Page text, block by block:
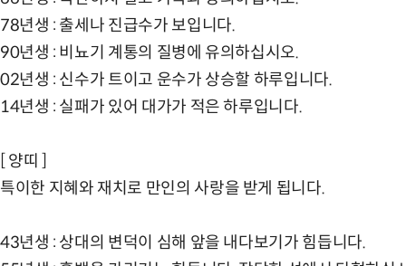
78년생 : 출세나 진급수가 보입니다.
90년생 : 비뇨기 계통의 질병에 유의하십시오.
02년생 : 신수가 트이고 운수가 상승할 하루입니다.
14년생 : 실패가 있어 대가가 적은 하루입니다.
[ 양띠 ]
특이한 지혜와 재치로 만인의 사랑을 받게 됩니다.
43년생 : 상대의 변덕이 심해 앞을 내다보기가 힘듭니다.